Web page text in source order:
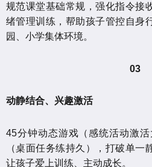
规范课堂基础常规，强化指令接
绪管理训练，帮助孩子管控自身
园、小学集体环境。
03
动静结合、兴趣激活
45分钟动态游戏（感统活动激
（桌面任务练持久），打破单一
让孩子爱上训练、主动成长。